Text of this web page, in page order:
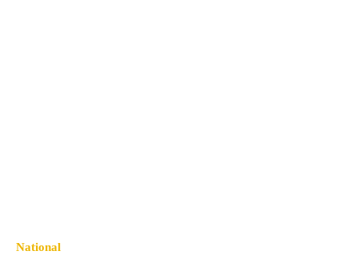
National